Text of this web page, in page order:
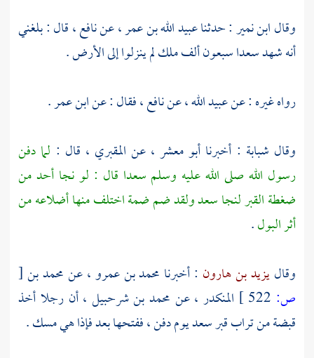
وقالابن نمير: حدثناعبيد الله بن عمر ،عننافع ،قال : بلغني
أنه شهدسعداسبعون ألف ملك لم ينزلوا إلى الأرض .
رواه غيره : عنعبيد الله ،عننافع ،فقال : عنابن عمر.
وقال شبابة : أخبرنا أبو معشر ، عن المقبري ، قال : لما دفن
رسول الله صلى الله عليه وسلم سعدا قال : لو نجا أحد من
ضغطة القبر لنجا سعد ولقد ضم ضمة اختلف منها أضلاعه من
أثر البول.
وقاليزيد بن هارون : أخبرنا محمد بن عمرو ،عنمحمد بن[
ص:
المنكدر ،عن محمد بن شرحبيل ،أن رجلا أخذ
قبضة من تراب قبرسعديوم دفن ، ففتحها بعد فإذا هي مسك .